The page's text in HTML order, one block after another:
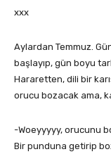
xxx
Aylardan Temmuz.
başlayıp, gün boyu
Hararetten, dili bir
orucu bozacak ama,
-Woeyyyyy, orucunu
Bir punduna getirip